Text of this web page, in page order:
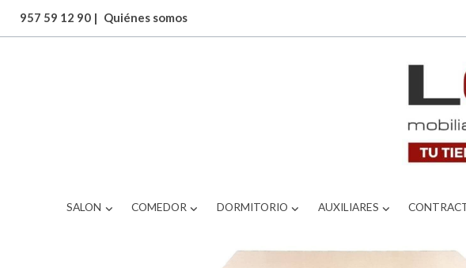
957 59 12 90 | Quiénes somos
SALON COMEDOR DORMITORIO AUXILIARES